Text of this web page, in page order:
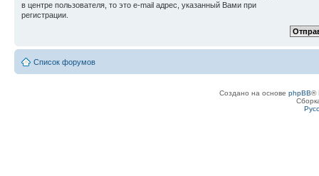
в центре пользователя, то это e-mail адрес, указанный Вами при
регистрации.
Список форумов
Создано на основе phpBB®